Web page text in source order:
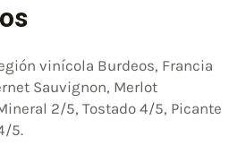
vinícola Burdeos, Francia
Sauvignon, Merlot
2/5, Tostado 4/5, Picante
5.